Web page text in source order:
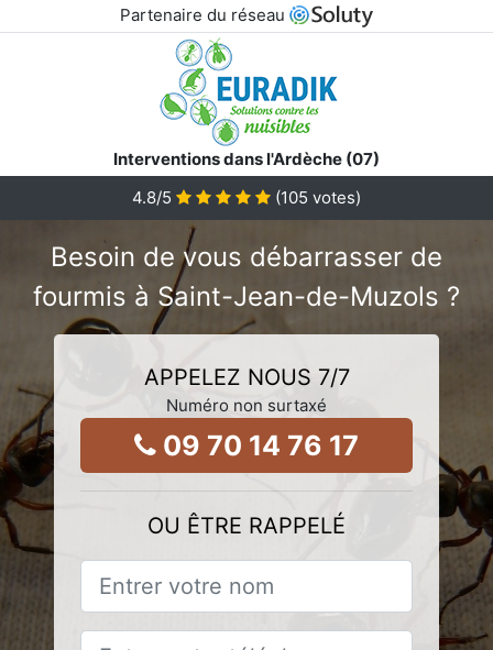
Partenaire du réseau
Interventions dans l'Ardèche (07)
4.8/5 (105 votes)
Besoin de vous débarrasser de
fourmis à Saint-Jean-de-Muzols ?
APPELEZ NOUS 7/7
Numéro non surtaxé
09 70 14 76 17
OU ÊTRE RAPPELÉ